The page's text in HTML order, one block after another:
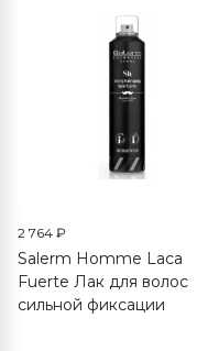
2 764 ₽
Salerm Homme Laca
Fuerte Лак для волос
сильной фиксации